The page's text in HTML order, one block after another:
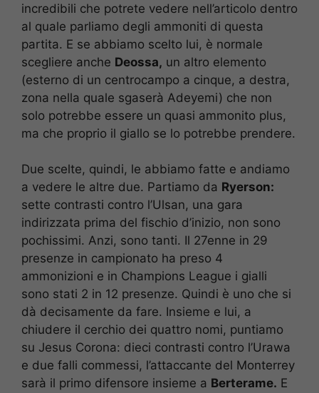
incredibili che potrete vedere nell’articolo dentro
al quale parliamo degli ammoniti di questa
partita. E se abbiamo scelto lui, è normale
scegliere anche Deossa, un altro elemento
(esterno di un centrocampo a cinque, a destra,
zona nella quale sgaserà Adeyemi) che non
solo potrebbe essere un quasi ammonito plus,
ma che proprio il giallo se lo potrebbe prendere.
Due scelte, quindi, le abbiamo fatte e andiamo
a vedere le altre due. Partiamo da Ryerson:
sette contrasti contro l’Ulsan, una gara
indirizzata prima del fischio d’inizio, non sono
pochissimi. Anzi, sono tanti. Il 27enne in 29
presenze in campionato ha preso 4
ammonizioni e in Champions League i gialli
sono stati 2 in 12 presenze. Quindi è uno che si
dà decisamente da fare. Insieme e lui, a
chiudere il cerchio dei quattro nomi, puntiamo
su Jesus Corona: dieci contrasti contro l’Urawa
e due falli commessi, l’attaccante del Monterrey
sarà il primo difensore insieme a Berterame. E